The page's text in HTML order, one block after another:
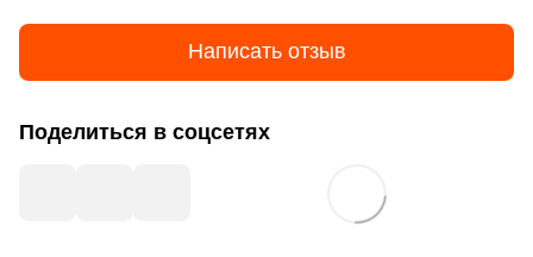
Написать отзыв
Поделиться в соцсетях